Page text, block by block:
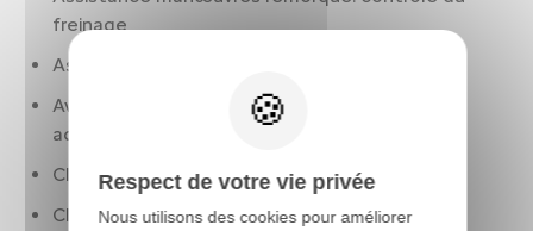
freinage
Assistant sortie de stationnement AR radar
Avertisseur de franchissement de ligne avec
action sur la direction
Climatisation 1 zone
Cloison largeur : pleine. hauteur : pleine
Respect de votre vie privée
Nous utilisons des cookies pour améliorer